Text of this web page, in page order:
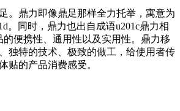
。鼎力即像鼎足那样全力托举，寓意为
。同时，鼎力也出自成语u201c鼎力相
的便携性、通用性以及实用性。鼎力移
独特的技术、极致的做工，给使用者传
贴的产品消费感受。